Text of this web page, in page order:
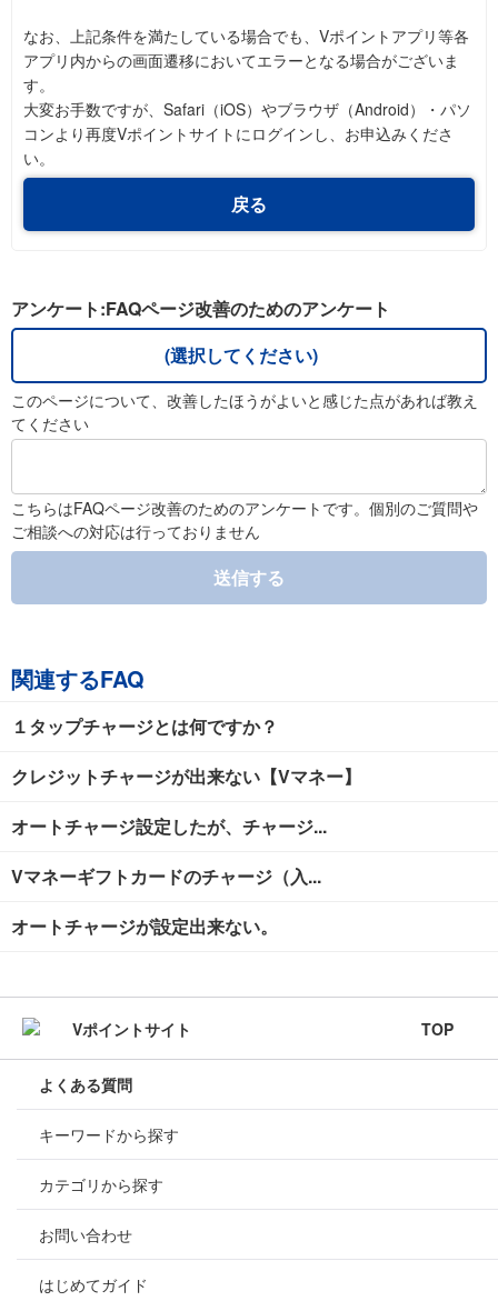
なお、上記条件を満たしている場合でも、Vポイントアプリ等各
アプリ内からの画面遷移においてエラーとなる場合がございま
す。
大変お手数ですが、Safari（iOS）やブラウザ（Android）・パソ
コンより再度Vポイントサイトにログインし、お申込みくださ
い。
戻る
アンケート:FAQページ改善のためのアンケート
(選択してください)
このページについて、改善したほうがよいと感じた点があれば教え
てください
こちらはFAQページ改善のためのアンケートです。個別のご質問や
ご相談への対応は行っておりません
送信する
関連するFAQ
１タップチャージとは何ですか？
クレジットチャージが出来ない【Vマネー】
オートチャージ設定したが、チャージ...
Vマネーギフトカードのチャージ（入...
オートチャージが設定出来ない。
TOP
よくある質問
キーワードから探す
カテゴリから探す
お問い合わせ
はじめてガイド